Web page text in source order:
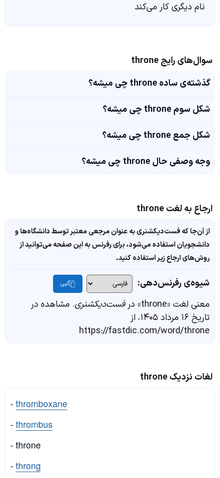
نام دیگری کار می‌کند
سوال‌های رایج throne
گذشته‌ی ساده throne چی میشه؟
شکل سوم throne چی میشه؟
شکل جمع throne چی میشه؟
وجه وصفی حال throne چی میشه؟
ارجاع به لغت throne
از آن‌جا که فست‌دیکشنری به عنوان مرجعی معتبر توسط دانشگاه‌ها و
دانشجویان استفاده می‌شود، برای رفرنس به این صفحه می‌توانید از
روش‌های ارجاع زیر استفاده کنید.
شیوه‌ی رفرنس‌دهی: کپی
معنی لغت «throne» در فست‌دیکشنری. مشاهده در
تاریخ ۱۶ مرداد ۱۴۰۵، از
https://fastdic.com/word/throne
لغات نزدیک throne
-thromboxane
-thrombus
- throne
-throng